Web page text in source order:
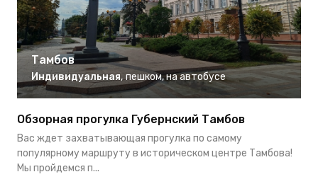
Тамбов
Индивидуальная, пешком, на автобусе
Обзорная прогулка Губернский Тамбов
Вас ждет захватывающая прогулка по самому
популярному маршруту в историческом центре Тамбова!
Мы пройдемся п...